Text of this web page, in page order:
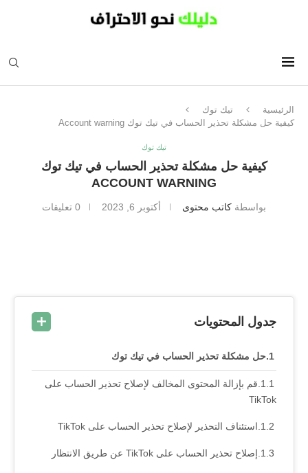
الرئيسية
تيك توك
كيفية حل مشكلة تحذير الحساب في تيك توك Account warning
تيك توك
كيفية حل مشكلة تحذير الحساب في تيك توك
ACCOUNT WARNING
بواسطة كاتب محتوى أكتوبر 6, 2023 0 تعليقات
جدول المحتويات
حل مشكلة تحذير الحساب في تيك توك
قم بإزالة المحتوى المخالف لإصلاح تحذير الحساب على
TikTok
استئناف التحذير لإصلاح تحذير الحساب على TikTok
إصلاح تحذير الحساب على TikTok عن طريق الانتظار